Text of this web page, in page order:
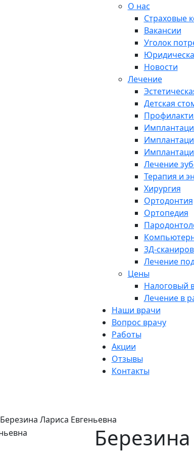
О нас
Страховые
Вакансии
Уголок
Новости
Лечение
Детская
Лечение
Терапия и
Хирургия
Ортодонтия
Ортопедия
3Д-
Лечение
Цены
Налоговый
Лечение в
Наши врачи
Вопрос врачу
Работы
Акции
Отзывы
Контакты
Березина Лариса Евгеньевна